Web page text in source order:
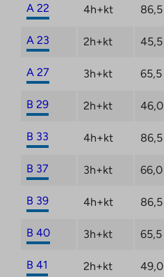
A 22 4h+kt 86,5
A 23 2h+kt 45,5
A 27 3h+kt 65,5
B 29 2h+kt 46,0
B 33 4h+kt 86,5
B 37 3h+kt 66,0
B 39 4h+kt 86,5
B 40 3h+kt 65,5
B 41 2h+kt 49,0